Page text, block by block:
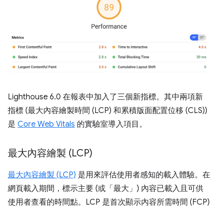
Lighthouse 6.0 在報表中加入了三個新指標。其中兩項新
指標 (最大內容繪製時間 (LCP) 和累積版面配置位移 (CLS))
是 Core Web Vitals 的實驗室導入項目。
最大內容繪製 (LCP)
最大內容繪製 (LCP) 是用來評估使用者感知的載入體驗。在
網頁載入期間，標示主要 (或「最大」) 內容已載入且可供
使用者查看的時間點。LCP 是首次顯示內容所需時間 (FCP)